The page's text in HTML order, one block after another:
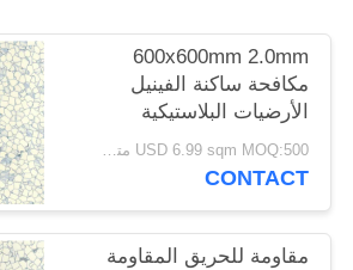
600x600mm 2.0mm
مكافحة ساكنة الفينيل
الأرضيات البلاستيكية
صديقة للبيئة
USD 6.99 sqm MOQ:500 متر مربع
CONTACT
مقاومة للحريق المقاومة